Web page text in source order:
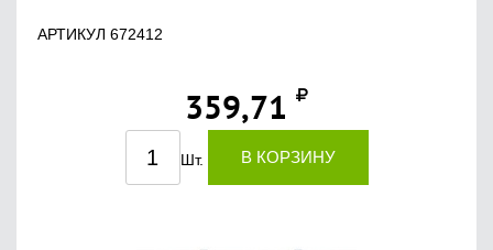
АРТИКУЛ 672412
359,71
Шт. В КОРЗИНУ